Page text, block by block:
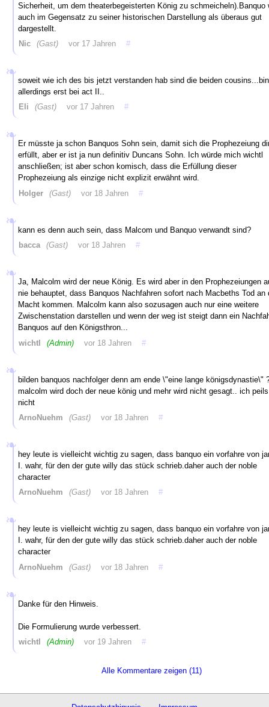
Sicherheit, um dem theaterbegeisterten König zu schmeicheln).Banquo
auch im Gegensatz zu seiner historischen Darstellung als überaus gut
dargestellt.
Nic
(Gast) vor 17 Jahren #
soweit wie ich des bis jetzt verstanden hab sind die beiden cousins...bin
allerdings erst bei act II..
Eli
(Gast) vor 17 Jahren #
Er müsste ja schon Banquos Sohn sein, damit sich die Prophezeiung
erfüllt, aber er ist ja nun definitiv Duncans Sohn. Ich würde mich wichtl
anschließen; ist aber schon komisch, dass die Erfüllung dieser
Prophezeiung als einzige nicht explizit erwähnt wird.
Holger
(Gast) vor 18 Jahren #
kann es denn auch sein, dass Malcom und Banquo verwandt sind?
bacca
(Gast) vor 18 Jahren #
Ja, Malcolm wird der neue König. Es wird aber in den Prophezeiungen
nie behauptet, dass Banquos Nachfahren sofort nach Macbeths Tod an
Macht kommen. Malcolm kann also sozusagen auch nur eine weitere
Zwischenstation darstellen und wenn der weg ist steigt dann ein
Banquos auf den Königsthron...
wichtl
(Admin) vor 18 Jahren #
bilden banquos nachfolger denn am ende \"eine lange königsdynastie\"
malcolm wird doch der neue könig und mehr wird nicht gesagt.. ich peils
nicht
ArnoNuehm
(Gast) vor 18 Jahren #
hey leute is vielleicht wichtig zu sagen, dass banquo ein vorfahre von
I. wahr, für den der gute willy das stück schrieb.daher auch der noble
character
ArnoNuehm
(Gast) vor 18 Jahren #
hey leute is vielleicht wichtig zu sagen, dass banquo ein vorfahre von
I. wahr, für den der gute willy das stück schrieb.daher auch der noble
character
ArnoNuehm
(Gast) vor 18 Jahren #
Danke für den Hinweis.
Die Formulierung wurde verbessert.
wichtl
(Admin) vor 19 Jahren #
Alle Kommentare zeigen (11)